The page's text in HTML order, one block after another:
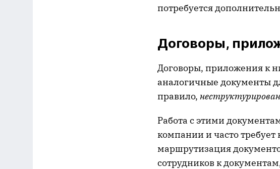
потребуется
Договоры,
Договоры, приложения к
аналогичные документы
правило,
Работа с этими
компании и часто
маршрутизация
сотрудников к